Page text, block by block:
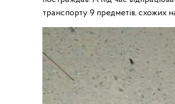
транспорту 9 предметів, схожих